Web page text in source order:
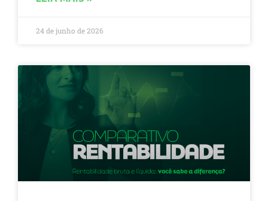
24 de junho de 2026